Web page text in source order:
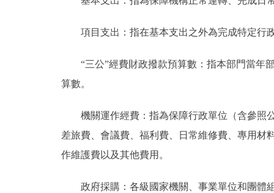
項目支出：指在基本支出之外為完成特定行
“三公”經費財政撥款預算數：指本部門當年部
算數。
機關運作經費：指為保障行政單位（含參照公
差旅費、會議費、福利費、日常維修費、專用材
作維護費以及其他費用。
政府採購：各級國家機關、事業單位和團體組